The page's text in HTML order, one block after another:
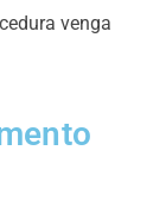
venga